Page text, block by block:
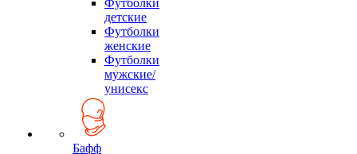
детские
Футболки
женские
Футболки
мужские/
унисекс
Бафф